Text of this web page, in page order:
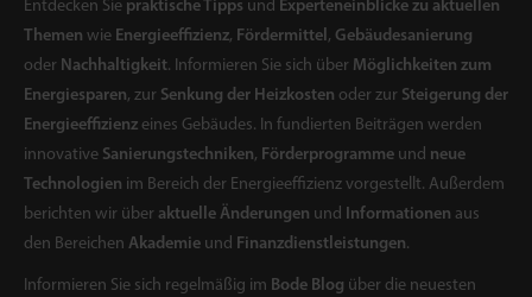
Entdecken Sie praktische Tipps und Experteneinblicke zu aktuellen
Themen wie Energieeffizienz, Fördermittel, Gebäudesanierung
oder Nachhaltigkeit. Informieren Sie sich über Möglichkeiten zum
Energiesparen, zur Senkung der Heizkosten oder zur Steigerung der
Energieeffizienz eines Gebäudes. In fundierten Beiträgen werden
innovative Sanierungstechniken, Förderprogramme und neue
Technologien im Bereich der Energieeffizienz vorgestellt. Außerdem
berichten wir über aktuelle Änderungen und Informationen aus
den Bereichen Akademie und Finanzdienstleistungen.
Informieren Sie sich regelmäßig im Bode Blog über die neuesten